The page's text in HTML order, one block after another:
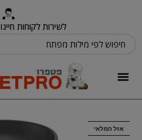
לשירות לקוחות חייגו
אזל המלאי